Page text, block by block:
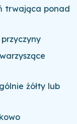
trwająca ponad
żółty lub